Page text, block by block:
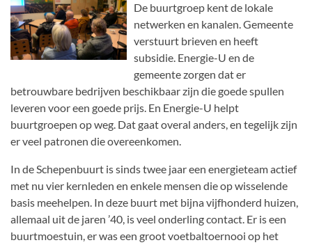
De buurtgroep kent de lokale
netwerken en kanalen. Gemeente
verstuurt brieven en heeft
subsidie. Energie-U en de
gemeente zorgen dat er
betrouwbare bedrijven beschikbaar zijn die goede spullen
leveren voor een goede prijs. En Energie-U helpt
buurtgroepen op weg. Dat gaat overal anders, en tegelijk zijn
er veel patronen die overeenkomen.
In de Schepenbuurt is sinds twee jaar een energieteam actief
met nu vier kernleden en enkele mensen die op wisselende
basis meehelpen. In deze buurt met bijna vijfhonderd huizen,
allemaal uit de jaren ’40, is veel onderling contact. Er is een
buurtmoestuin, er was een groot voetbaltoernooi op het